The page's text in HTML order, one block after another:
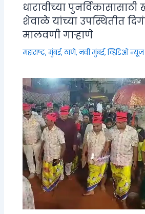
धारावीच्या पुनर्विकासासाठी
शेवाळे यांच्या उपस्थितीत
मालवणी गाऱ्हाणे
महाराष्ट्र,मुंबई, ठाणे, नवी मुंबई,व्हिडिओ न्यूज